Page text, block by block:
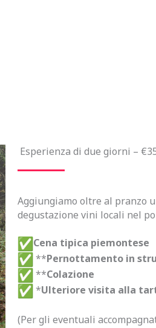
Esperienza di due giorni –
Aggiungiamo oltre al pranzo
degustazione vini locali nel
Cena tipica piemontese
**Pernottamento in
**Colazione
*Ulteriore visita alla
(Per gli eventuali